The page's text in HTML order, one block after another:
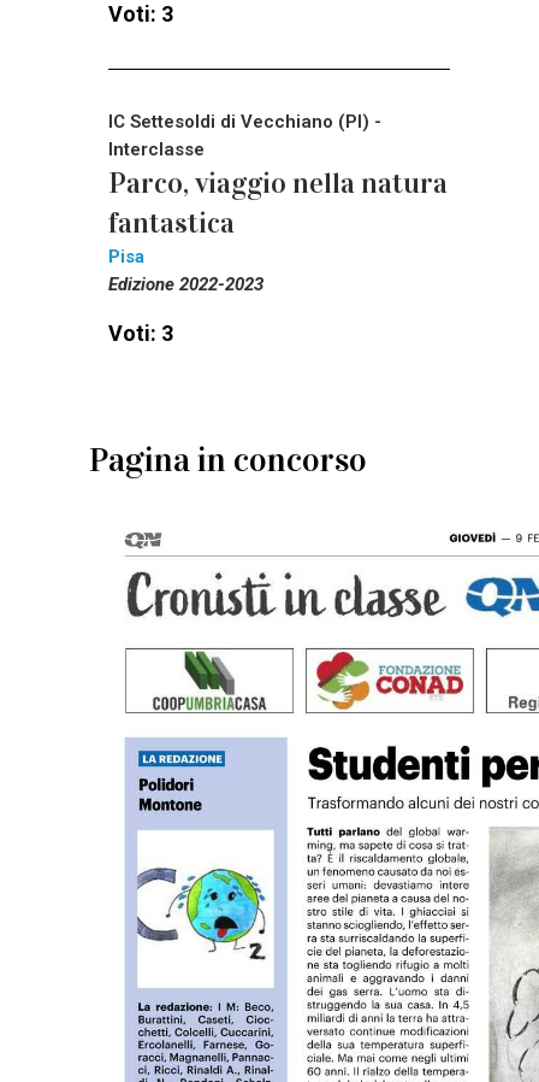
Voti: 3
IC Settesoldi di Vecchiano (PI) -
Interclasse
Parco, viaggio nella natura
fantastica
Pisa
Edizione 2022-2023
Voti: 3
Pagina in concorso